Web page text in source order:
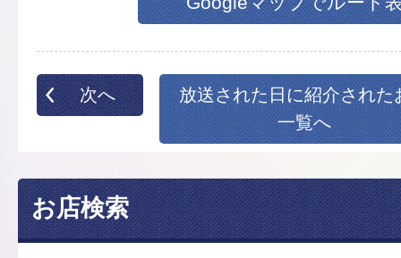
次へ
放送された日に紹介された
一覧へ
お店検索